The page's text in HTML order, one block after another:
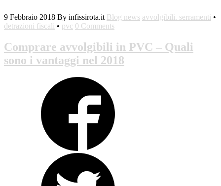
9 Febbraio 2018 By infissirota.it Blog news avvolgibili. serramenti •
detrazioni fiscali • pvc 0 Comments
Comprare avvolgibili in PVC – Quali
sono i vantaggi nel 2018